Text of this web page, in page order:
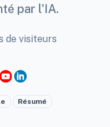
par l'IA.
de visiteurs
Résumé